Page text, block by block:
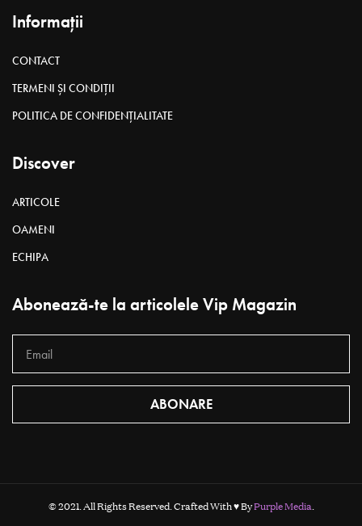
Informații
CONTACT
TERMENI ȘI CONDIȚII
POLITICA DE CONFIDENȚIALITATE
Discover
ARTICOLE
OAMENI
ECHIPA
Abonează-te la articolele Vip Magazin
ABONARE
© 2021. All Rights Reserved. Crafted With ♥ ByPurple Media